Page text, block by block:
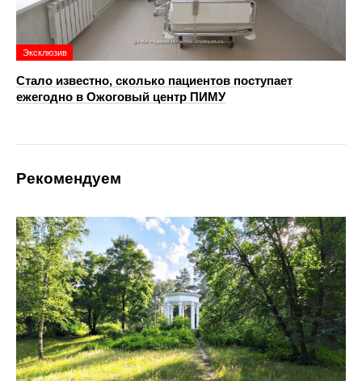
Эксклюзив
Стало известно, сколько пациентов поступает
ежегодно в Ожоговый центр ПИМУ
Рекомендуем